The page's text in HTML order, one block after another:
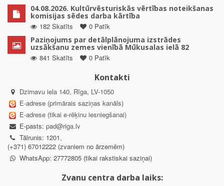
04.08.2026. Kultūrvēsturiskās vērtības noteikšanas
komisijas sēdes darba kārtība
182 Skatīts
0 Patīk
Paziņojums par detālplānojuma izstrādes
uzsākšanu zemes vienībā Mūkusalas ielā 82
841 Skatīts
0 Patīk
Kontakti
Dzirnavu iela 140, Rīga, LV-1050
E-adrese (primārais saziņas kanāls)
E-adrese (tikai e-rēķinu iesniegšanai)
E-pasts: pad@riga.lv
Tālrunis: 1201,
(+371) 67012222 (zvaniem no ārzemēm)
WhatsApp: 27772805 (tikai rakstiskai saziņai)
Zvanu centra darba laiks: